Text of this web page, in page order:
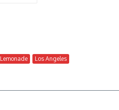
Lemonade Los Angeles